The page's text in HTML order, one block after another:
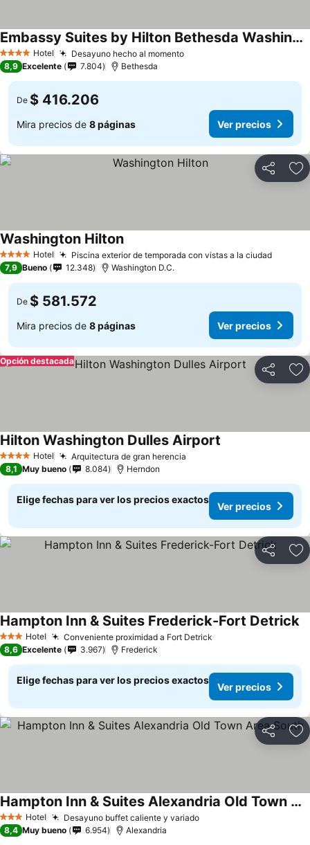
4 EstrellasHotel Desayuno hecho al momento
Embassy Suites by Hilton Bethesda Washington DC
8,9 Excelente 7.804 Bethesda
De $ 416.206
Mira precios de 8 páginas Ver precios
Compartir
4 EstrellasHotel Piscina exterior de temporada con vistas a la ciudad
Washington Hilton
7,9 Bueno 12.348 Washington D.C.
De $ 581.572
Mira precios de 8 páginas Ver precios
Compartir
Opción destacada
4 EstrellasHotel Arquitectura de gran herencia
Hilton Washington Dulles Airport
8,1 Muy bueno 8.084 Herndon
Elige fechas para ver los precios exactos
Ver precios
Compartir
3 Estrellas
Hotel Conveniente proximidad a Fort Detrick
Hampton Inn & Suites Frederick-Fort Detrick
8,6 Excelente 3.967 Frederick
Elige fechas para ver los precios exactos
Ver precios
Compartir
3 Estrellas
Hotel Desayuno buffet caliente y variado
Hampton Inn & Suites Alexandria Old Town Area South
8,4 Muy bueno 6.954 Alexandria